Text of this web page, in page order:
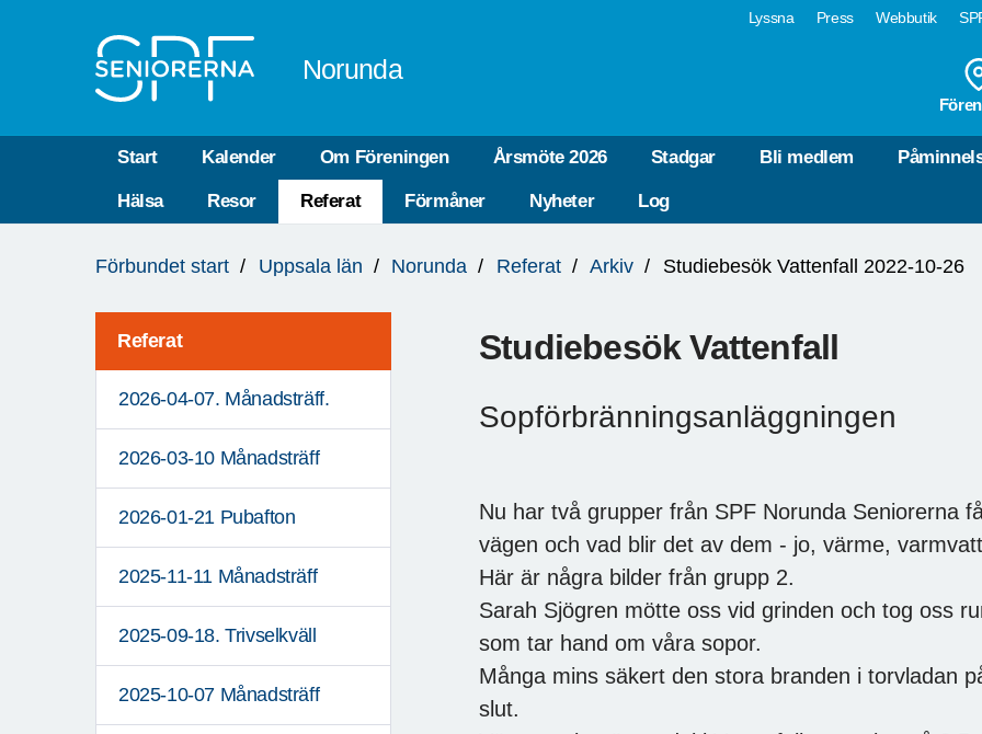
Lyssna Press Webbutik
Norunda
Start Kalender Om Föreningen Årsmöte 2026 Stadgar Bli medlem
Hälsa Resor Referat Förmåner Nyheter Log
är
Förbundet start Uppsala län Norunda Referat Arkiv Studiebesök Vattenfall 2022-10-26
Referat
2026-04-07. Månadsträff.
2026-03-10 Månadsträff
2026-01-21 Pubafton
2025-11-11 Månadsträff
2025-09-18. Trivselkväll
2025-10-07 Månadsträff
Studiebesök Vattenfall
Sopförbränningsanläggningen
Nu har två grupper från SPF Norunda Seniorerna
vägen och vad blir det av dem - jo, värme,
Här är några bilder från grupp 2.
Sarah Sjögren mötte oss vid grinden och tog oss
som tar hand om våra sopor.
Många mins säkert den stora branden i torvladan
slut.